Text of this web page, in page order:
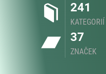
241
KATEGORIÍ
37
ZNAČEK